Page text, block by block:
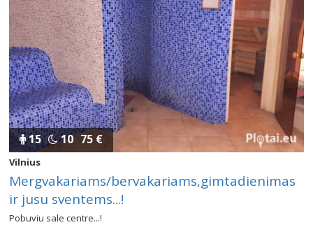
15 10 75 €
Vilnius
Mergvakariams/bervakariams,gimtadienimas
ir jusu sventems...!
Pobuviu sale centre...!